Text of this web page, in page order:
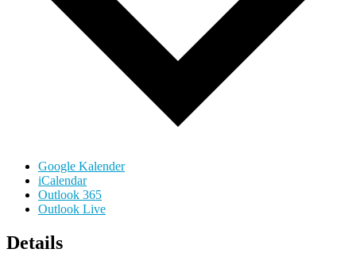
Google Kalender
iCalendar
Outlook 365
Outlook Live
Details